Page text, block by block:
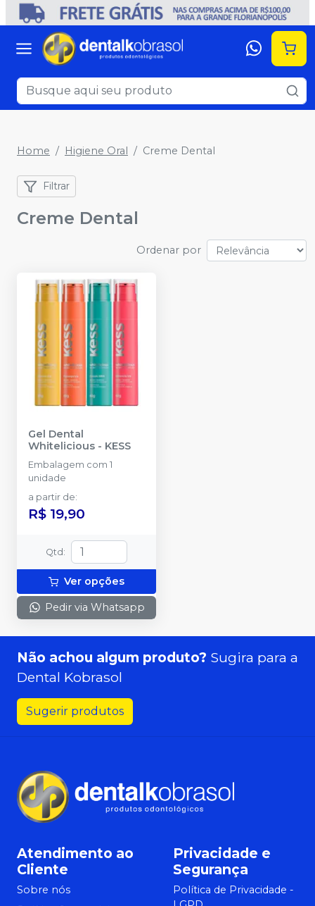
Home Higiene Oral Creme Dental
Filtrar
Creme Dental
Ordenar por
Gel Dental
Whitelicious - KESS
Embalagem com 1
unidade
a partir de:
R$ 19,90
Qtd :
Ver opções
Pedir via Whatsapp
Não achou algum produto? Sugira para a
Dental Kobrasol
Sugerir produtos
Atendimento ao
Cliente
Sobre nós
Privacidade e
Segurança
Política de Privacidade -